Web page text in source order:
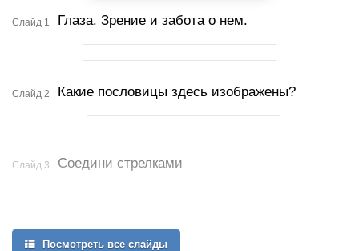
Слайд 1 Глаза. Зрение и забота о нем.
Слайд 2 Какие пословицы здесь изображены?
Слайд 3 Соедини стрелками
Посмотреть все слайды